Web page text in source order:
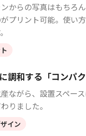
からの写真はもちろ
プリント可能。使い
調和する「コンパク
ながら、設置スペー
りました。
イン